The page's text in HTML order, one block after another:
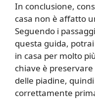
In conclusione,
casa non è affatto
Seguendo i
questa guida,
in casa per molto
chiave è
delle piadine,
correttamente